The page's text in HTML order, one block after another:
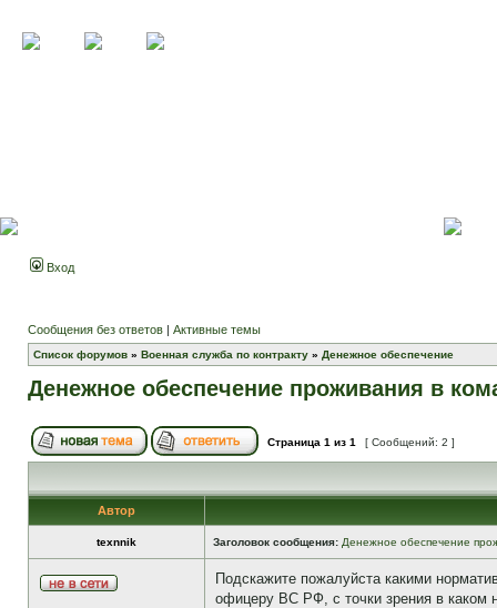
Вход
Сообщения без ответов | Активные темы
Список форумов » Военная служба по контракту » Денежное обеспечение
Денежное обеспечение проживания в
Страница 1 из 1 [ Сообщений: 2 ]
Автор
texnnik Заголовок сообщения: Денежное обеспечение
Подскажите пожалуйста какими
офицеру ВС РФ, с точки зрения в каком